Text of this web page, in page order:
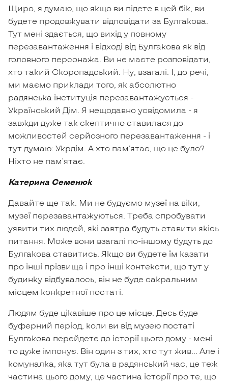
Щиро, я думаю, що якщо ви підете в цей бік, ви
будете продовжувати відповідати за Булгакова.
Тут мені здається, що вихід у повному
перезавантаження і відході від Булгакова як від
головного персонажа. Ви не маєте розповідати,
хто такий Скоропадський. Ну, взагалі. І, до речі,
ми маємо приклади того, як абсолютно
радянська інституція перезавантажується -
Український Дім. Я нещодавно усвідомила - я
завжди дуже так скептично ставилася до
можливостей серйозного перезавантаження - і
тут думаю: Укрдім. А хто пам'ятає, що це було?
Ніхто не пам'ятає.
Катерина Семенюк
Давайте ще так. Ми не будуємо музеї на віки,
музеї перезавантажуються. Треба спробувати
уявити тих людей, які завтра будуть ставити якісь
питання. Може вони взагалі по-іншому будуть до
Булгакова ставитись. Якщо ви будете їм казати
про інші прізвища і про інші контексти, що тут у
будинку відбувалось, він не буде сакральним
місцем конкретної постаті.
Людям буде цікавіше про це місце. Десь буде
буферний період, коли ви від музею постаті
Булгакова перейдете до історії цього дому - мені
то дуже імпонує. Він один з тих, хто тут жив… Але і
комуналка, яка тут була в радянський час, це теж
частина цього дому, це частина історії про те, що